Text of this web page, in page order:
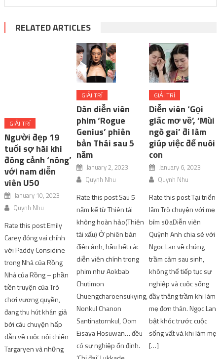
RELATED ARTICLES
GIẢI TRÍ
Người đẹp 19
tuổi sợ hãi khi
đóng cảnh ‘nóng’
với nam diễn
viên U50
January 10, 2023
Quynh Nhu
Rate this post Emily
Carey đóng vai chính
với Paddy Considine
trong Nhà của Rồng
Nhà của Rồng – phần
tiền truyện của Trò
chơi vương quyền,
đang thu hút khán giả
bởi câu chuyện hấp
dẫn về cuộc nội chiến
Targaryen và những
GIẢI TRÍ
Dàn diễn viên
phim ‘Rogue
Genius’ phiên
bản Thái sau 5
năm
January 2, 2023
Quynh Nhu
Rate this post Sau 5
năm kể từ Thiên tài
không hoàn hảo(Thiên
tài xấu) Ở phiên bản
điện ảnh, hầu hết các
diễn viên chính trong
phim như Aokbab
Chutimon
Chuengcharoensukying,
Nonkul Chanon
Santinatornkul, Oom
Eisaya Hosuwan… đều
có sự nghiệp ổn định.
GIẢI TRÍ
Diễn viên ‘Gọi
giấc mơ về’, ‘Mùi
ngò gai’ đi làm
giúp việc để nuôi
con
January 6, 2023
Quynh Nhu
Rate this post Tại triển
lãm Trò chuyện với mẹ
bỉm sữaDiễn viên
Quỳnh Anh chia sẻ với
Ngọc Lan về chứng
trầm cảm sau sinh,
không thể tiếp tục sự
nghiệp và cuộc sống
đầy thăng trầm khi làm
mẹ đơn thân. Ngọc Lan
bật khóc trước cuộc
sống vất vả khi làm mẹ
[…]